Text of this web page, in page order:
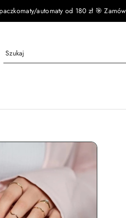
automaty od 180 zł 🎯